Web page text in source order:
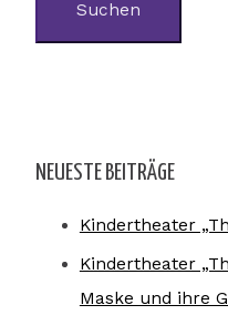
NEUESTE BEITRÄGE
Kindertheater
Kindertheater
Maske und ihre